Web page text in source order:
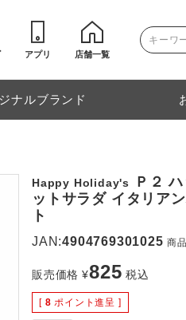
アプリ 店舗一覧
ナルブランド
Happy Holiday's
Ｐ２
ットサラダ イタリア
ト
JAN:4904769301025 商
販売価格 ¥825 税込
[ 8 ポイント進呈 ]